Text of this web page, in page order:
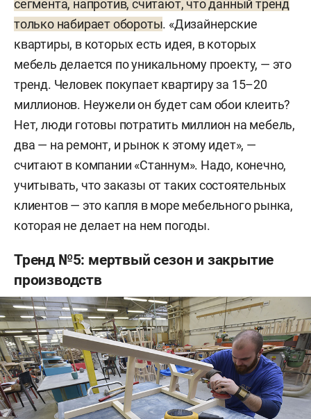
сегмента, напротив, считают, что данный тренд
только набирает обороты. «Дизайнерские
квартиры, в которых есть идея, в которых
мебель делается по уникальному проекту, — это
тренд. Человек покупает квартиру за 15–20
миллионов. Неужели он будет сам обои клеить?
Нет, люди готовы потратить миллион на мебель,
два — на ремонт, и рынок к этому идет», —
считают в компании «Станнум». Надо, конечно,
учитывать, что заказы от таких состоятельных
клиентов — это капля в море мебельного рынка,
которая не делает на нем погоды.
Тренд №5: мертвый сезон и закрытие
производств